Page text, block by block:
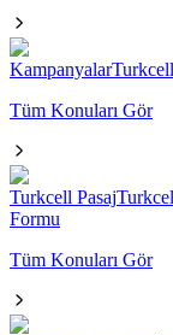
Kampanyalar
Tüm Konuları Gör
Turkcell Pasaj
Formu
Tüm Konuları Gör